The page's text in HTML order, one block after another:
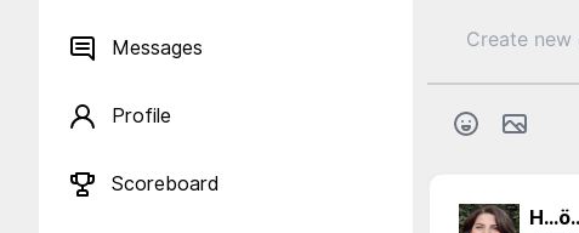
Messages
Profile
Scoreboard
H...